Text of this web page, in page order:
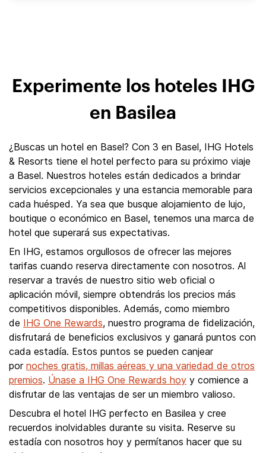
Experimente los hoteles IHG
en Basilea
¿Buscas un hotel en Basel? Con 3 en Basel, IHG Hotels
& Resorts tiene el hotel perfecto para su próximo viaje
a Basel. Nuestros hoteles están dedicados a brindar
servicios excepcionales y una estancia memorable para
cada huésped. Ya sea que busque alojamiento de lujo,
boutique o económico en Basel, tenemos una marca de
hotel que superará sus expectativas.
En IHG, estamos orgullosos de ofrecer las mejores
tarifas cuando reserva directamente con nosotros. Al
reservar a través de nuestro sitio web oficial o
aplicación móvil, siempre obtendrás los precios más
competitivos disponibles. Además, como miembro
de IHG One Rewards, nuestro programa de fidelización,
disfrutará de beneficios exclusivos y ganará puntos con
cada estadía. Estos puntos se pueden canjear
por noches gratis, millas aéreas y una variedad de otros
premios. Únase a IHG One Rewards hoy y comience a
disfrutar de las ventajas de ser un miembro valioso.
Descubra el hotel IHG perfecto en Basilea y cree
recuerdos inolvidables durante su visita. Reserve su
estadía con nosotros hoy y permítanos hacer que su